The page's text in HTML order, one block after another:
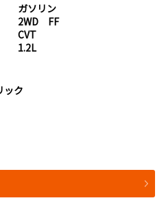
ガソリン
2WD FF
CVT
1.2L
ック